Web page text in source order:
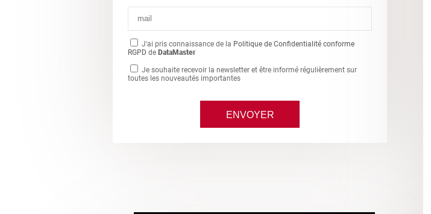
J'ai pris connaissance de la Politique de Confidentialité conforme
RGPD de DataMaster
Je souhaite recevoir la newsletter et être informé régulièrement sur
toutes les nouveautés importantes